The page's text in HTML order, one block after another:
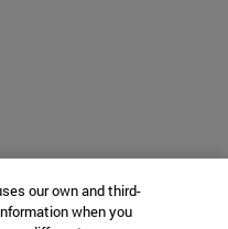
our own and third-
when you